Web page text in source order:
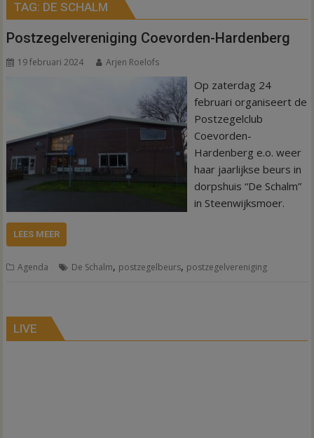
TAG: DE SCHALM
Postzegelvereniging Coevorden-Hardenberg
19 februari 2024 Arjen Roelofs
Op zaterdag 24
februari organiseert de
Postzegelclub
Coevorden-
Hardenberg e.o. weer
haar jaarlijkse beurs in
dorpshuis “De Schalm”
in Steenwijksmoer.
LEES MEER
Agenda De Schalm, postzegelbeurs, postzegelvereniging
LIVE